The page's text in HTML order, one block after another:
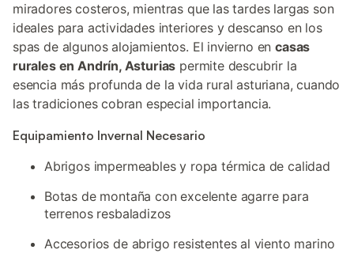
miradores costeros, mientras que las tardes largas son
ideales para actividades interiores y descanso en los
spas de algunos alojamientos. El invierno encasas
rurales en Andrín, Asturias permite descubrir la
esencia más profunda de la vida rural asturiana, cuando
las tradiciones cobran especial importancia.
Equipamiento Invernal Necesario
Abrigos impermeables y ropa térmica de calidad
Botas de montaña con excelente agarre para
terrenos resbaladizos
Accesorios de abrigo resistentes al viento marino